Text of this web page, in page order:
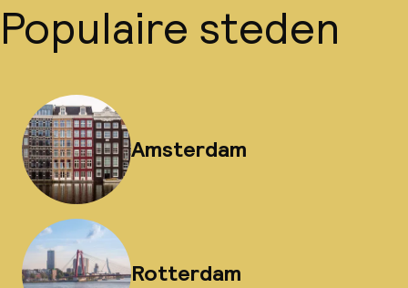
Populaire steden
Amsterdam
Rotterdam